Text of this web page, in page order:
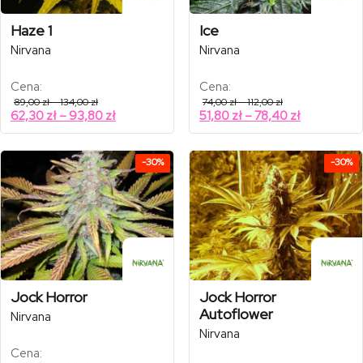
Haze 1
Nirvana
Cena:
89,00zł–134,00złZakres
cen:
od
89,00 zł
134,00 zł
62,30 zł – 93,80 złZakres
cen:
62,30 zł
do
93,80 zł
Ice
Nirvana
Cena:
74,00zł–112,00złZakres
cen:
od
74,00 zł
112,00 zł
51,80 zł –78,40 złZakres
cen:
51,80 zł
do
78,40 zł
-30%
Jock Horror
Nirvana
Cena:
-30%
Jock Horror
Autoflower
Nirvana